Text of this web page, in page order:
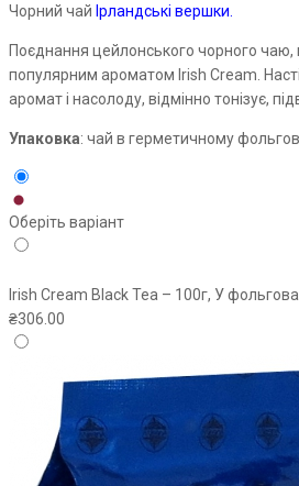
Чорний чай Ірландські вершки.
Поєднання цейлонського чорного чаю,
популярним ароматом Irish Cream.
аромат і насолоду, відмінно тонізує,
Упаковка: чай в герметичному
Оберіть варіант
Irish Cream Black Tea – 100г, У
₴306.00